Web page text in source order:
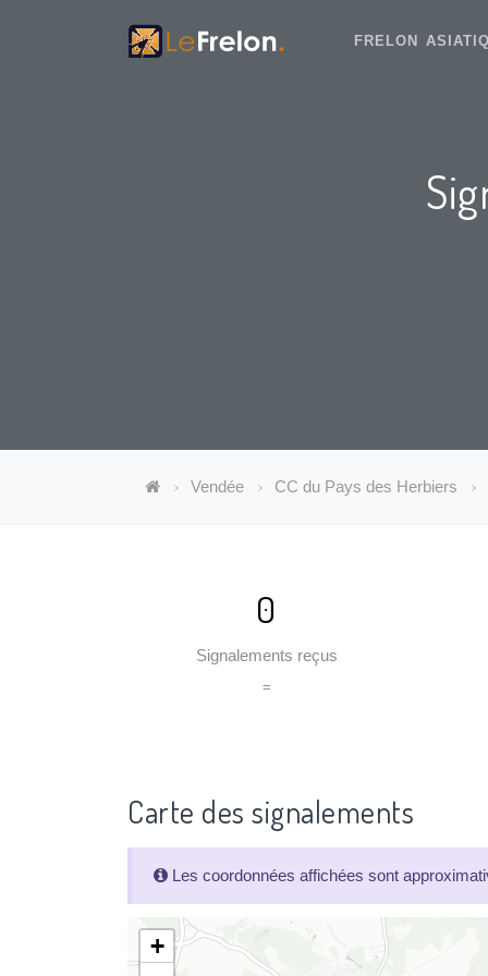
FRELON
Vendée CC du Pays des Herbiers
0
Signalements reçus
=
Carte des signalements
Les coordonnées affichées sont
+